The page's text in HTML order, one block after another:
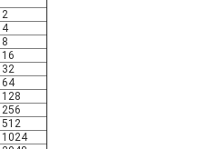
2
4
8
16
32
64
128
256
512
1024